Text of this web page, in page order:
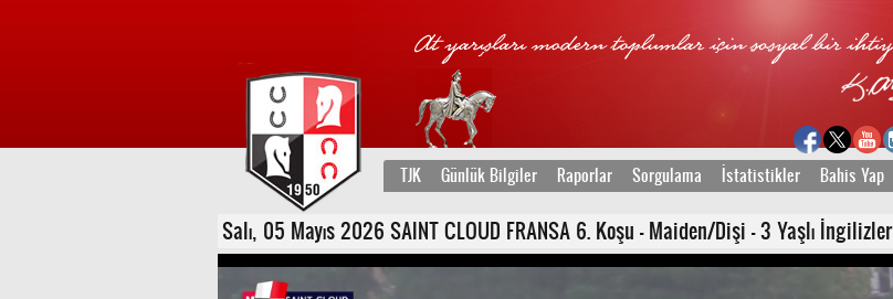
TJK Günlük Bilgiler Raporlar Sorgulama İstatistikler Bahis Yap
Salı, 05 Mayıs 2026 SAINT CLOUD FRANSA 6. Koşu - Maiden/Dişi - 3 Yaşlı İngilizler